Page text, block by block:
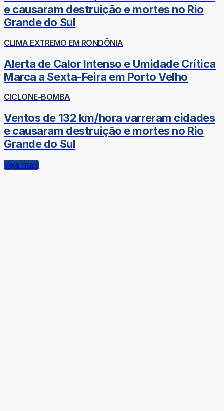
e causaram destruição e mortes no Rio
Grande do Sul
CLIMA EXTREMO EM RONDÔNIA
Alerta de Calor Intenso e Umidade Crítica
Marca a Sexta-Feira em Porto Velho
CICLONE-BOMBA
Ventos de 132 km/hora varreram cidades
e causaram destruição e mortes no Rio
Grande do Sul
Veja mais